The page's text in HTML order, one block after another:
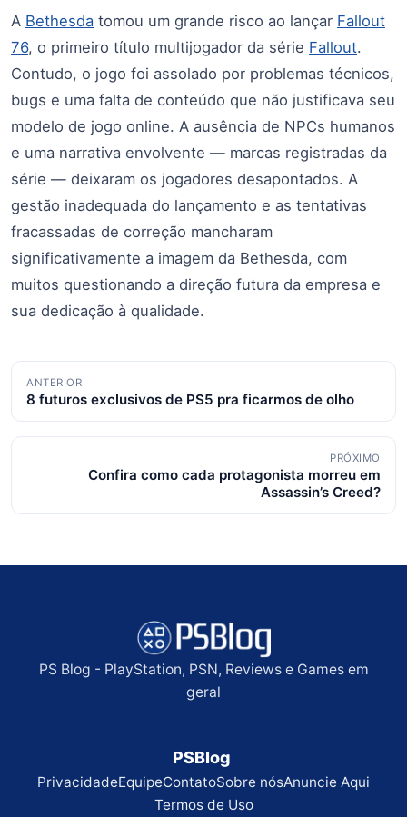
A Bethesda tomou um grande risco ao lançar Fallout
76, o primeiro título multijogador da série Fallout.
Contudo, o jogo foi assolado por problemas técnicos,
bugs e uma falta de conteúdo que não justificava seu
modelo de jogo online. A ausência de NPCs humanos
e uma narrativa envolvente — marcas registradas da
série — deixaram os jogadores desapontados. A
gestão inadequada do lançamento e as tentativas
fracassadas de correção mancharam
significativamente a imagem da Bethesda, com
muitos questionando a direção futura da empresa e
sua dedicação à qualidade.
Navegação
de
posts
ANTERIOR
8 futuros exclusivos de PS5 pra ficarmos de olho
PRÓXIMO
Confira como cada protagonista morreu em
Assassin’s Creed?
PS Blog - PlayStation, PSN, Reviews e Games em
geral
PSBlog
PrivacidadeEquipeContatoSobre nósAnuncie Aqui
Termos de Uso